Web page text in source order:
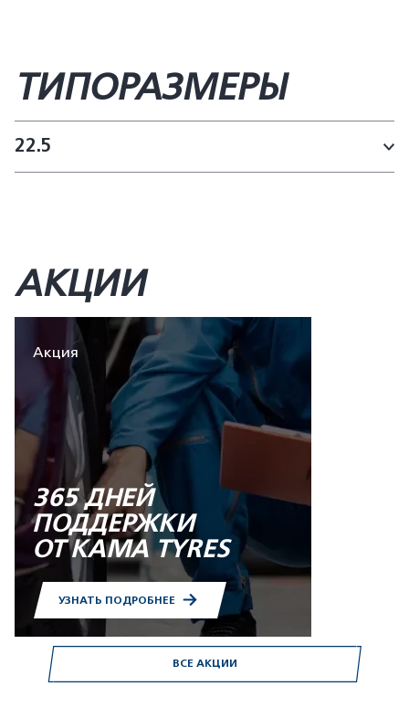
ТИПОРАЗМЕРЫ
22.5
ВСЕ АКЦИИ
АКЦИИ
Акция
365 ДНЕЙ
ПОДДЕРЖКИ
ОТ KAMA TYRES
УЗНАТЬ ПОДРОБНЕЕ